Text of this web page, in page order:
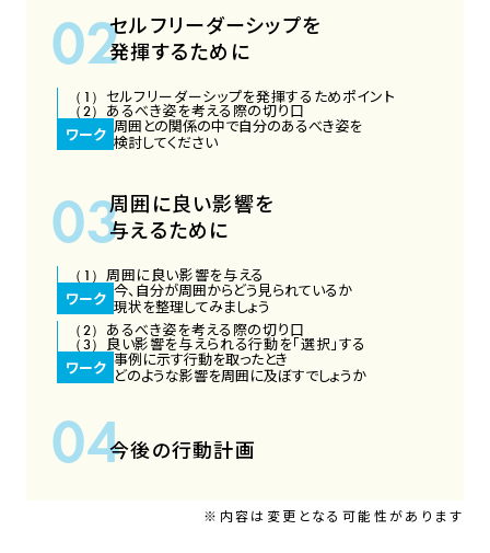
セルフリーダーシップを
発揮するために
セルフリーダーシップを発揮するためポイント
あるべき姿を考える際の切り口
ワーク 周囲との関係の中で自分のあるべき姿を
検討してください
周囲に良い影響を
与えるために
周囲に良い影響を与える
ワーク 今、自分が周囲からどう見られているか
現状を整理してみましょう
あるべき姿を考える際の切り口
良い影響を与えられる行動を「選択」する
ワーク 事例に示す行動を取ったとき
どのような影響を周囲に及ぼすでしょうか
今後の行動計画
※内容は変更となる可能性があります